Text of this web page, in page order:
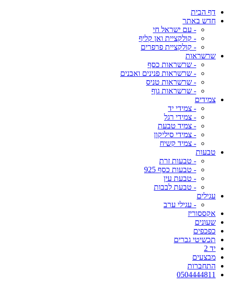
דף הבית
חדש באתר
- עם ישראל חי
- קולקציית ואן קליף
- קולקציית פרפרים
שרשראות
- שרשראות כסף
- שרשראות פנינים ואבנים
- שרשראות טניס
- שרשראות גוף
צמידים
- צמידי יד
- צמידי רגל
- צמיד טבעת
- צמידי סיליקון
- צמיד קשיח
טבעות
- טבעות זרת
- טבעות כסף 925
- טבעת עין
- טבעת לבבות
עגילים
- עגילי ערב
אקססוריז
שעונים
כפכפים
תכשיטי גברים
יד 2
מבצעים
התחברות
0504444811